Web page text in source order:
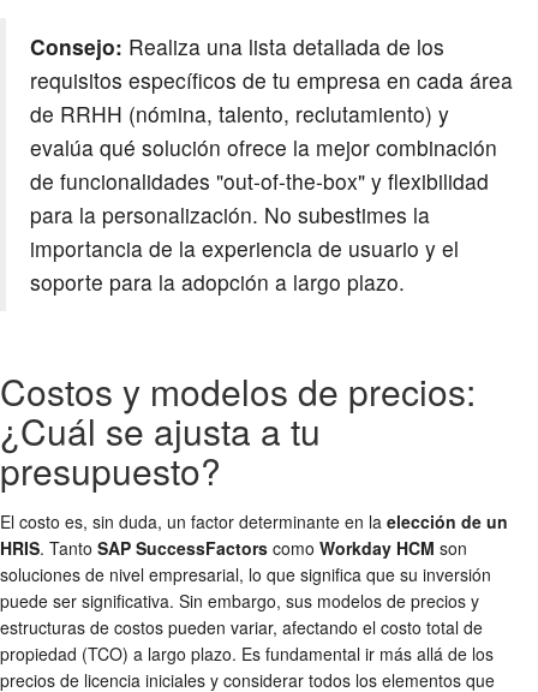
Consejo: Realiza una lista detallada de los
requisitos específicos de tu empresa en cada área
de RRHH (nómina, talento, reclutamiento) y
evalúa qué solución ofrece la mejor combinación
de funcionalidades "out-of-the-box" y flexibilidad
para la personalización. No subestimes la
importancia de la experiencia de usuario y el
soporte para la adopción a largo plazo.
Costos y modelos de precios:
¿Cuál se ajusta a tu
presupuesto?
El costo es, sin duda, un factor determinante en la elección de un
HRIS. Tanto SAP SuccessFactors como Workday HCM son
soluciones de nivel empresarial, lo que significa que su inversión
puede ser significativa. Sin embargo, sus modelos de precios y
estructuras de costos pueden variar, afectando el costo total de
propiedad (TCO) a largo plazo. Es fundamental ir más allá de los
precios de licencia iniciales y considerar todos los elementos que